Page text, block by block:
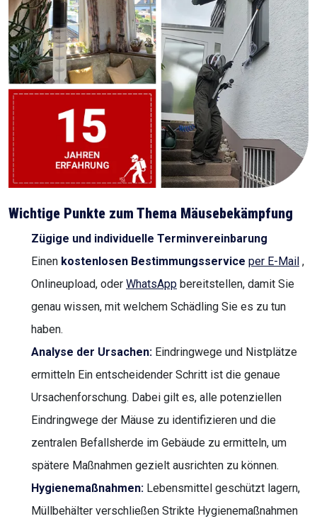
Wichtige Punkte zum Thema Mäusebekämpfung
Zügige und individuelle Terminvereinbarung
Einen kostenlosen Bestimmungsservice per E-Mail ,
Onlineupload, oder WhatsApp bereitstellen, damit Sie
genau wissen, mit welchem Schädling Sie es zu tun
haben.
Analyse der Ursachen: Eindringwege und Nistplätze
ermitteln Ein entscheidender Schritt ist die genaue
Ursachenforschung. Dabei gilt es, alle potenziellen
Eindringwege der Mäuse zu identifizieren und die
zentralen Befallsherde im Gebäude zu ermitteln, um
spätere Maßnahmen gezielt ausrichten zu können.
Hygienemaßnahmen: Lebensmittel geschützt lagern,
Müllbehälter verschließen Strikte Hygienemaßnahmen